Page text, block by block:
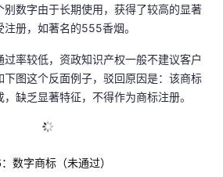
数字由于长期使用，获得了较高的显著
册，如著名的555香烟。
率较低，资政知识产权一般不建议客户
下图这个反面例子，驳回原因是：该商标
缺乏显著特征，不得作为商标注册。
数字商标（未通过）